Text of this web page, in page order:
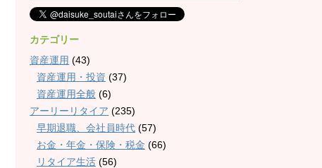
カテゴリー
資産運用 (43)
資産運用・投資 (37)
資産運用全般 (6)
アーリーリタイア (235)
早期退職、会社員時代 (57)
お金・年金・保険・税金 (66)
リタイア生活 (56)